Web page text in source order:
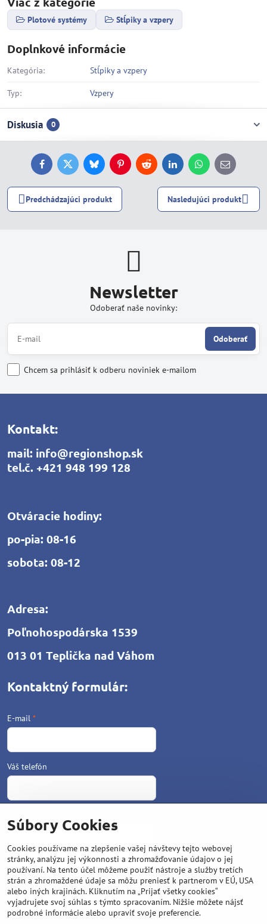
Plotové systémy Stĺpiky a vzpery
Doplnkové informácie
Kategória: Stĺpiky a vzpery
Typ: Vzpery
Diskusia 0
FacebookTwitterBlueskyPinterestReddit LinkedInWhatsApp
E-
mail
Predchádzajúci produkt Nasledujúci produkt
Newsletter
Odoberať naše novinky:
Odoberať
Chcem sa prihlásiť k odberu noviniek e-mailom
Kontakt:
mail: info@regionshop.sk
tel.č. +421 948 199 128
Otváracie hodiny:
po-pia: 08-16
sobota: 08-12
Adresa:
Poľnohospodárska 1539
013 01 Teplička nad Váhom
Kontaktný formulár:
E-mail *
Váš telefón
Odoslať
Súbory Cookies
Cookies používame na zlepšenie vašej návštevy tejto webovej
stránky, analýzu jej výkonnosti a zhromažďovanie údajov o jej
používaní. Na tento účel môžeme použiť nástroje a služby tretích
strán a zhromaždené údaje sa môžu preniesť k partnerom v EÚ, USA
alebo iných krajinách. Kliknutím na „Prijať všetky cookies“
vyjadrujete svoj súhlas s týmto spracovaním. Nižšie môžete nájsť
podrobné informácie alebo upraviť svoje preferencie.